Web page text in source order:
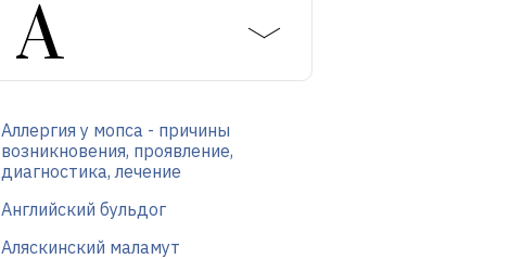
Аллергия у мопса - причины
возникновения, проявление,
диагностика, лечение
Английский бульдог
Аляскинский маламут